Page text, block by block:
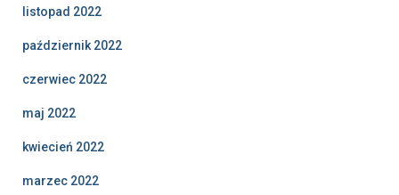
listopad 2022
październik 2022
czerwiec 2022
maj 2022
kwiecień 2022
marzec 2022